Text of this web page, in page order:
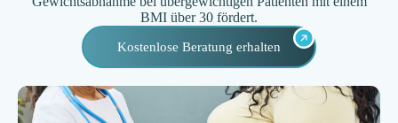
BMI über 30 fördert.
Kostenlose Beratung erhalten